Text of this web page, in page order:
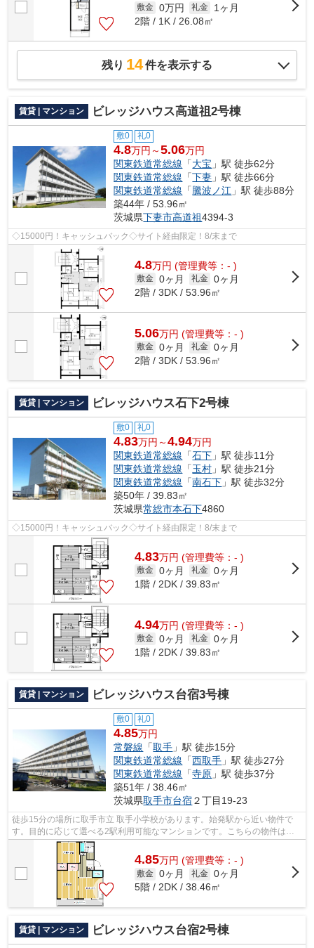
敷金 0万円 礼金
1ヶ月
2階 / 1K / 26.08㎡
残り 14件を表示する
賃貸 | マンション ビレッジハウス高道祖2号棟
敷0 礼0
4.8万円～5.06万円
関東鉄道常総線 「大宝 」駅 徒歩62分
関東鉄道常総線 「下妻 」駅 徒歩66分
関東鉄道常総線 「 騰波ノ江 」駅 徒歩88分
築44年 / 53.96㎡
茨城県下妻市高道祖4394-3
◇15000円！キャッシュバック◇サイト経由限定！8/末まで
4.8万円 (管理費等：- )
敷金 0ヶ月 礼金 0ヶ月
2階 / 3DK / 53.96㎡
5.06万円 (管理費等：- )
敷金 0ヶ月 礼金 0ヶ月
2階 / 3DK / 53.96㎡
賃貸 | マンション ビレッジハウス石下2号棟
敷0 礼0
4.83万円～4.94万円
関東鉄道常総線 「石下 」駅 徒歩11分
関東鉄道常総線 「玉村 」駅 徒歩21分
関東鉄道常総線 「南石下 」駅 徒歩32分
築50年 / 39.83㎡
茨城県常総市本石下4860
◇15000円！キャッシュバック◇サイト経由限定！8/末まで
4.83万円 (管理費等：- )
敷金 0ヶ月 礼金 0ヶ月
1階 / 2DK / 39.83㎡
4.94万円 (管理費等：- )
敷金 0ヶ月 礼金 0ヶ月
1階 / 2DK / 39.83㎡
賃貸 | マンション ビレッジハウス台宿3号棟
敷0 礼0
4.85万円
常磐線 「取手 」駅 徒歩15分
関東鉄道常総線 「西取手 」駅 徒歩27分
関東鉄道常総線 「寺原 」駅 徒歩37分
築51年 / 38.46㎡
茨城県取手市台宿２丁目19-23
徒歩15分の場所に取手市立 取手小学校があります。始発駅から近い物件で
す。目的に応じて選べる2駅利用可能なマンションです。こちらの物件はマ
ンションです。アパートマンション館 ...
4.85万円 (管理費等：- )
敷金 0ヶ月 礼金 0ヶ月
5階 / 2DK / 38.46㎡
賃貸 | マンション ビレッジハウス台宿2号棟